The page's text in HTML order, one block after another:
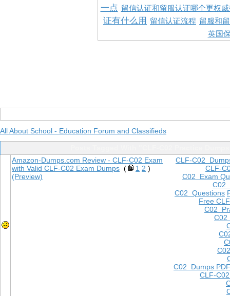
一点 留信认证和留服认证哪个更权
证有什么用 留信认证流程 留服和
英国
All About School - Education Forum and Classifieds
CLF-C02
CLF-
C02 Exam
C02
C02 Questions
Free
C02
C02
C02 Dumps PDF
CLF-
Amazon-Dumps.com Review - CLF-C02 Exam
with Valid CLF-C02 Exam Dumps ( 1 2 )
(Preview)